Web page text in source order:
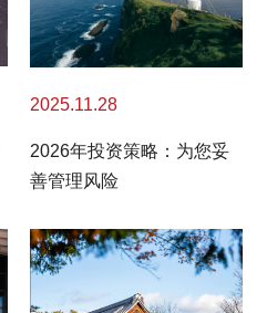
2025.11.28
2026年投资策略：为您妥
善管理风险